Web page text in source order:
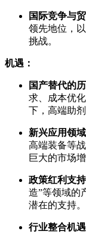
国际竞争与
领先地位，
挑战。
机遇：
国产替代的
求、成本优
下，高端助
新兴应用领
高端装备等
巨大的市场增
政策红利支持
造”等领域的
潜在的支持。
行业整合机遇